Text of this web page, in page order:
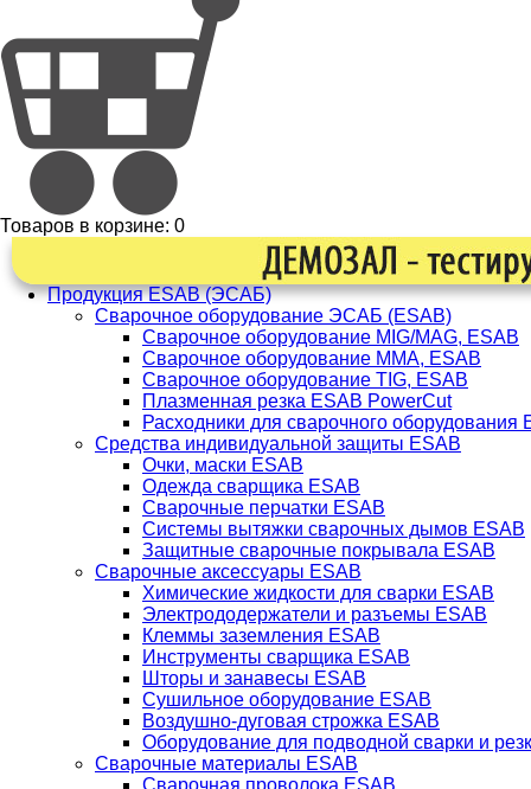
Товаров в корзине: 0
Продукция ESAB (ЭСАБ)
Сварочное оборудование ЭСАБ (ESAB)
Сварочное оборудование MIG/MAG, ESAB
Сварочное оборудование ММА, ESAB
Сварочное оборудование TIG, ESAB
Плазменная резка ESAB PowerCut
Расходники для сварочного оборудования
Средства индивидуальной защиты ESAB
Очки, маски ESAB
Одежда сварщика ESAB
Сварочные перчатки ESAB
Системы вытяжки сварочных дымов ESAB
Защитные сварочные покрывала ESAB
Сварочные аксессуары ESAB
Химические жидкости для сварки ESAB
Электрододержатели и разъемы ESAB
Клеммы заземления ESAB
Инструменты сварщика ESAB
Шторы и занавесы ESAB
Сушильное оборудование ESAB
Воздушно-дуговая строжка ESAB
Оборудование для подводной сварки и
Сварочные материалы ESAB
Сварочная проволока ESAB